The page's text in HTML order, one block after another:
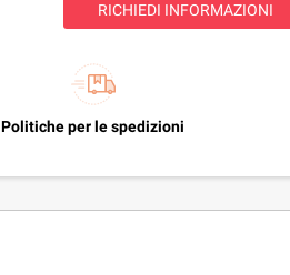
RICHIEDI INFORMAZIONI
Politiche per le spedizioni